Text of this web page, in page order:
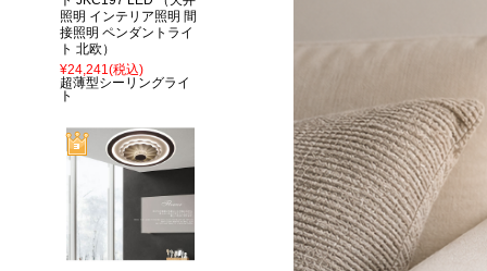
照明 インテリア照明 間
接照明 ペンダントライ
ト 北欧）
¥24,241(税込)
超薄型シーリングライ
ト